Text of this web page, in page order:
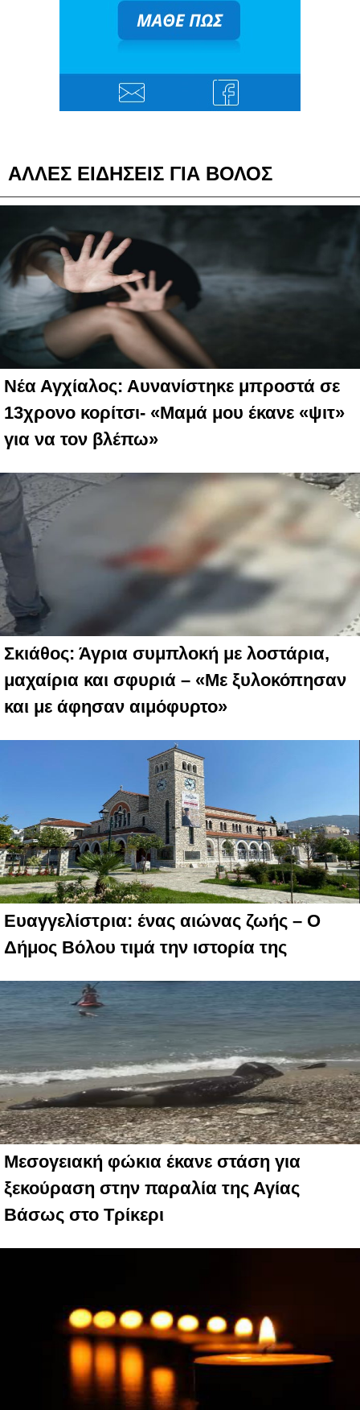
ΑΛΛΕΣ ΕΙΔΗΣΕΙΣ ΓΙΑ ΒΟΛΟΣ
Νέα Αγχίαλος: Αυνανίστηκε μπροστά σε
13χρονο κορίτσι- «Μαμά μου έκανε «ψιτ»
για να τον βλέπω»
Σκιάθος: Άγρια συμπλοκή με λοστάρια,
μαχαίρια και σφυριά – «Με ξυλοκόπησαν
και με άφησαν αιμόφυρτο»
Ευαγγελίστρια: ένας αιώνας ζωής – Ο
Δήμος Βόλου τιμά την ιστορία της
Μεσογειακή φώκια έκανε στάση για
ξεκούραση στην παραλία της Αγίας
Βάσως στο Τρίκερι